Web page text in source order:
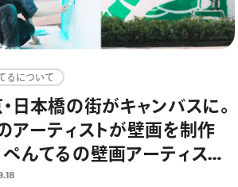
るについて
日本橋の街がキャンバスに。
アーティストが壁画を制作
んてるの壁画アーティスト
ログラム「Pentel × Mural